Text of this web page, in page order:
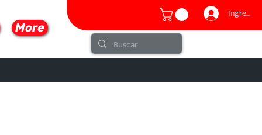
More
Ingresar